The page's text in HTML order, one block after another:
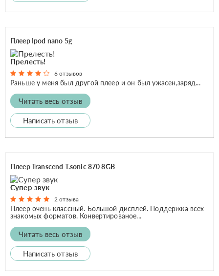
Плеер Ipod nano 5g
Прелесть!
6 отзывов
Раньше у меня был другой плеер и он был ужасен,заряд...
Читать весь отзыв
Написать отзыв
Плеер Transcend T.sonic 870 8GB
Супер звук
2 отзыва
Плеер очень классный. Большой дисплей. Поддержка всех
знакомых форматов. Конвертированое...
Читать весь отзыв
Написать отзыв